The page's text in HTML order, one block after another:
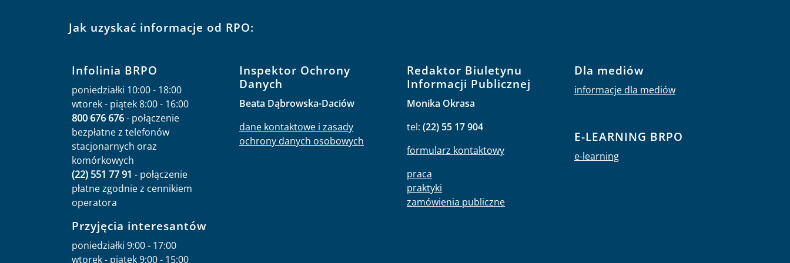
Jak uzyskać informacje od RPO:
Infolinia BRPO
poniedziałki 10:00 - 18:00
wtorek - piątek 8:00 - 16:00
800 676 676- połączenie
bezpłatne z telefonów
stacjonarnych oraz
komórkowych
(22) 551 77 91 - połączenie
płatne zgodnie z cennikiem
operatora
Przyjęcia interesantów
poniedziałki 9:00 - 17:00
wtorek - piątek 9:00 - 15:00
Inspektor Ochrony
Danych
Beata Dąbrowska-Daciów
dane kontaktowe i zasady
ochrony danych osobowych
Redaktor Biuletynu
Informacji Publicznej
Monika Okrasa
tel: (22) 55 17 904
formularz kontaktowy
praca
praktyki
zamówienia publiczne
Dla mediów
informacje dla mediów
E-LEARNING BRPO
e-learning